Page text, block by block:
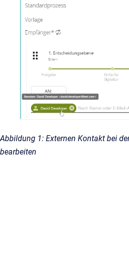
Abbildung 1: Externen Kontakt bei
bearbeiten